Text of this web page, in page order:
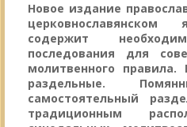
Новое издание
церковнославянском
содержит
последования для
молитвенного
раздельные.
самостоятельный
традиционным